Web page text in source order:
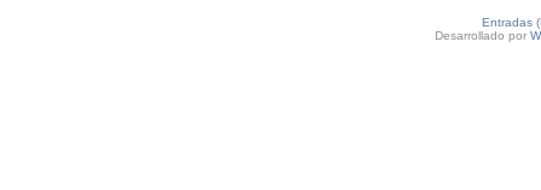
Entradas
Desarrollado por